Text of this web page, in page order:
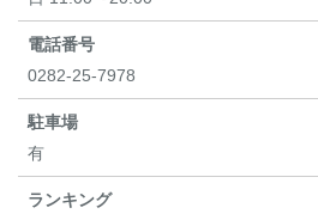
電話番号
0282-25-7978
駐車場
有
ランキング